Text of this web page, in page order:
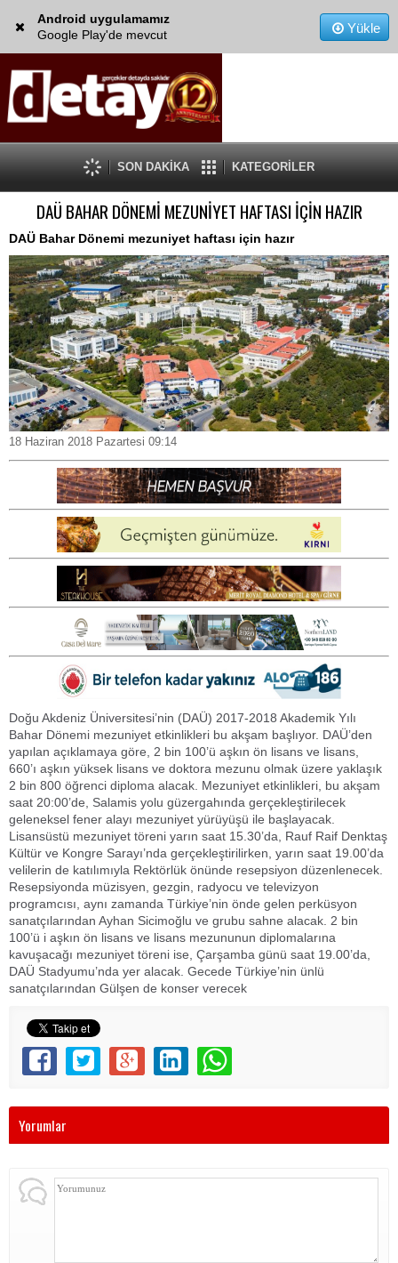
Android uygulamamız
Google Play'de mevcut
Yükle
SON DAKİKA KATEGORİLER
DAÜ BAHAR DÖNEMİ MEZUNİYET HAFTASI İÇİN HAZIR
DAÜ Bahar Dönemi mezuniyet haftası için hazır
18 Haziran 2018 Pazartesi 09:14
Doğu Akdeniz Üniversitesi’nin (DAÜ) 2017-2018 Akademik Yılı
Bahar Dönemi mezuniyet etkinlikleri bu akşam başlıyor. DAÜ’den
yapılan açıklamaya göre, 2 bin 100’ü aşkın ön lisans ve lisans,
660’ı aşkın yüksek lisans ve doktora mezunu olmak üzere yaklaşık
2 bin 800 öğrenci diploma alacak. Mezuniyet etkinlikleri, bu akşam
saat 20:00’de, Salamis yolu güzergahında gerçekleştirilecek
geleneksel fener alayı mezuniyet yürüyüşü ile başlayacak.
Lisansüstü mezuniyet töreni yarın saat 15.30’da, Rauf Raif Denktaş
Kültür ve Kongre Sarayı’nda gerçekleştirilirken, yarın saat 19.00’da
velilerin de katılımıyla Rektörlük önünde resepsiyon düzenlenecek.
Resepsiyonda müzisyen, gezgin, radyocu ve televizyon
programcısı, aynı zamanda Türkiye’nin önde gelen perküsyon
sanatçılarından Ayhan Sicimoğlu ve grubu sahne alacak. 2 bin
100’ü i aşkın ön lisans ve lisans mezununun diplomalarına
kavuşacağı mezuniyet töreni ise, Çarşamba günü saat 19.00’da,
DAÜ Stadyumu’nda yer alacak. Gecede Türkiye’nin ünlü
sanatçılarından Gülşen de konser verecek
Yorumlar